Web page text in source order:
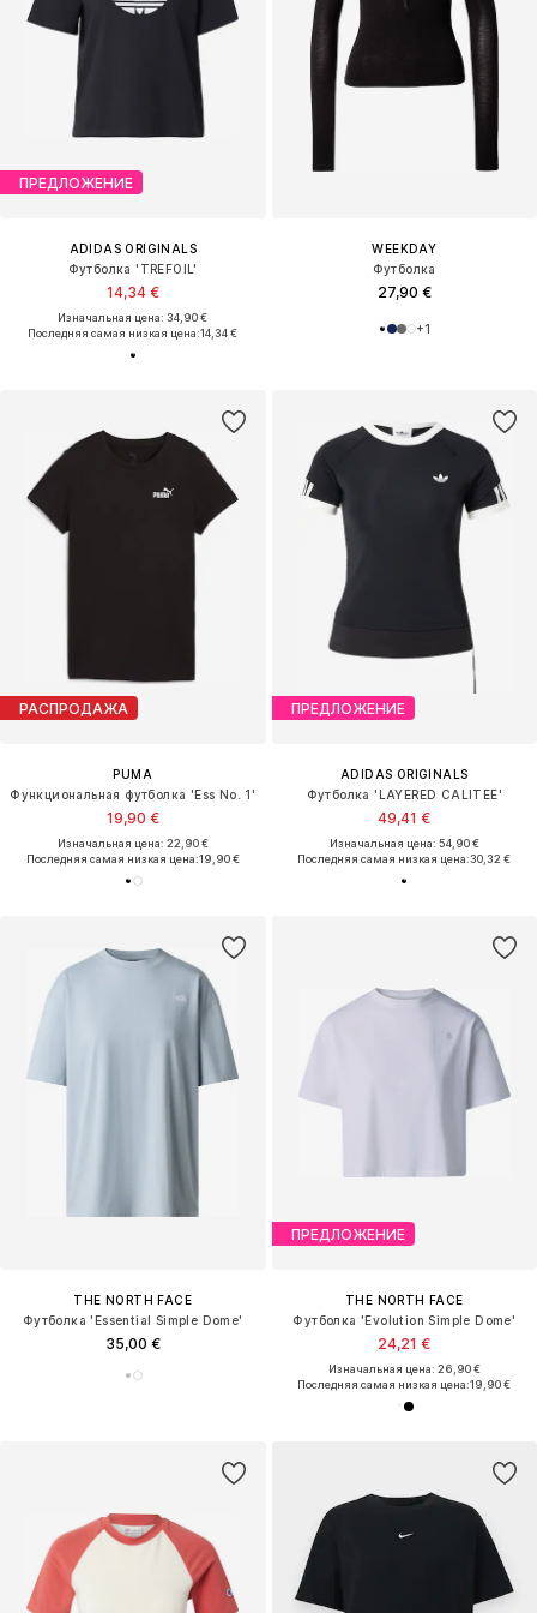
ПРЕДЛОЖЕНИЕ
ADIDAS ORIGINALS
Футболка 'TREFOIL'
14,34 €
Изначальная цена: 34,90 €
Последняя самая низкая цена:14,34 €
WEEKDAY
Футболка
27,90 €
+1
РАСПРОДАЖА
PUMA
Функциональная футболка 'Ess No. 1'
19,90 €
Изначальная цена: 22,90 €
Последняя самая низкая цена:19,90 €
ПРЕДЛОЖЕНИЕ
ADIDAS ORIGINALS
Футболка 'LAYERED CALITEE'
49,41 €
Изначальная цена: 54,90 €
Последняя самая низкая цена:30,32 €
THE NORTH FACE
Футболка 'Essential Simple Dome'
35,00 €
ПРЕДЛОЖЕНИЕ
THE NORTH FACE
Футболка 'Evolution Simple Dome'
24,21 €
Изначальная цена: 26,90 €
Последняя самая низкая цена:19,90 €